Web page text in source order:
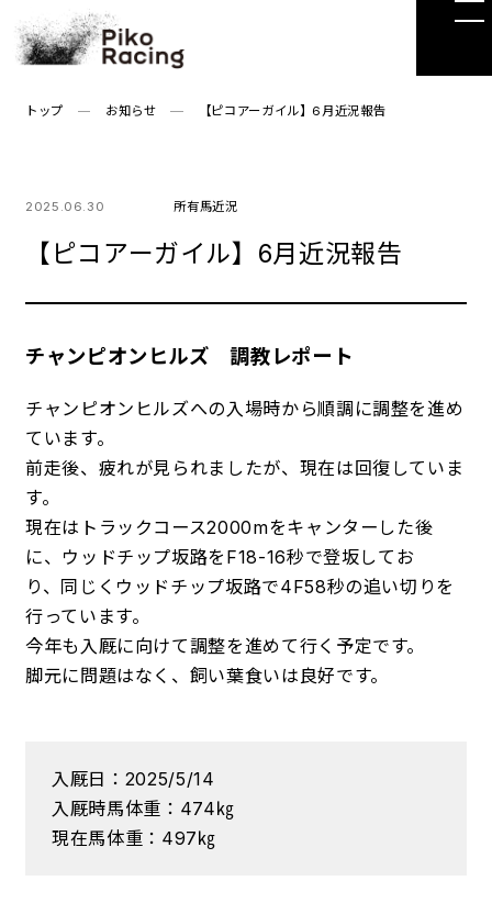
to
content
トップ お知らせ 【ピコアーガイル】6月近況報告
2025.06.30 所有馬近況
【ピコアーガイル】6月近況報告
チャンピオンヒルズ 調教レポート
チャンピオンヒルズへの入場時から順調に調整を進め
ています。
前走後、疲れが見られましたが、現在は回復していま
す。
現在はトラックコース2000mをキャンターした後
に、ウッドチップ坂路をF18-16秒で登坂してお
り、同じくウッドチップ坂路で4F58秒の追い切りを
行っています。
今年も入厩に向けて調整を進めて行く予定です。
脚元に問題はなく、飼い葉食いは良好です。
入厩日：2025/5/14
入厩時馬体重：474㎏
現在馬体重：497㎏